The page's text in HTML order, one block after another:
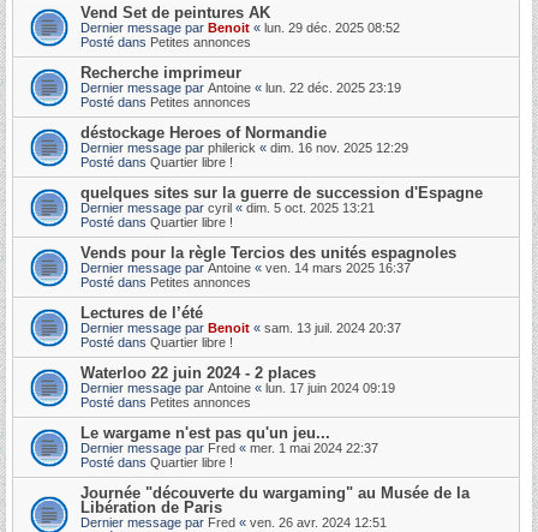
Vend Set de peintures AK
Dernier message par Benoit « lun. 29 déc. 2025 08:52
Posté dans Petites annonces
Recherche imprimeur
Dernier message par Antoine « lun. 22 déc. 2025 23:19
Posté dans Petites annonces
déstockage Heroes of Normandie
Dernier message par philerick « dim. 16 nov. 2025 12:29
Posté dans Quartier libre !
quelques sites sur la guerre de succession d'Espagne
Dernier message par cyril « dim. 5 oct. 2025 13:21
Posté dans Quartier libre !
Vends pour la règle Tercios des unités espagnoles
Dernier message par Antoine « ven. 14 mars 2025 16:37
Posté dans Petites annonces
Lectures de l’été
Dernier message par Benoit « sam. 13 juil. 2024 20:37
Posté dans Quartier libre !
Waterloo 22 juin 2024 - 2 places
Dernier message par Antoine « lun. 17 juin 2024 09:19
Posté dans Petites annonces
Le wargame n'est pas qu'un jeu...
Dernier message par Fred « mer. 1 mai 2024 22:37
Posté dans Quartier libre !
Journée "découverte du wargaming" au Musée de la
Libération de Paris
Dernier message par Fred « ven. 26 avr. 2024 12:51